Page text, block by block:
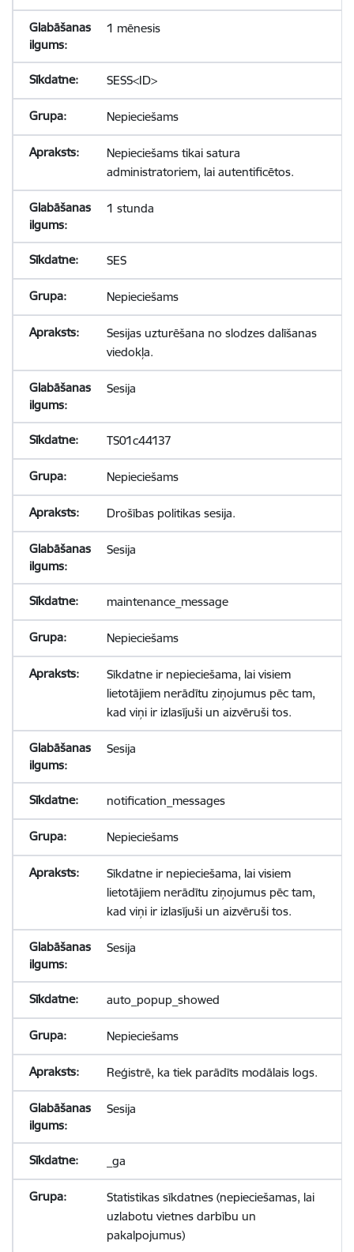
1 mēnesis
SESS<ID>
Nepieciešams
Nepieciešams tikai satura
administratoriem, lai autentificētos.
1 stunda
SES
Nepieciešams
Sesijas uzturēšana no slodzes dalīšanas
viedokļa.
Sesija
TS01c44137
Nepieciešams
Drošības politikas sesija.
Sesija
maintenance_message
Nepieciešams
Sīkdatne ir nepieciešama, lai visiem
lietotājiem nerādītu ziņojumus pēc tam,
kad viņi ir izlasījuši un aizvēruši tos.
Sesija
notification_messages
Nepieciešams
Sīkdatne ir nepieciešama, lai visiem
lietotājiem nerādītu ziņojumus pēc tam,
kad viņi ir izlasījuši un aizvēruši tos.
Sesija
auto_popup_showed
Nepieciešams
Reģistrē, ka tiek parādīts modālais logs.
Sesija
_ga
Statistikas sīkdatnes (nepieciešamas, lai
uzlabotu vietnes darbību un
pakalpojumus)